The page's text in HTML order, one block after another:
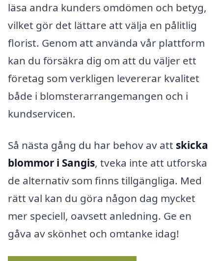
läsa andra kunders omdömen och betyg,
vilket gör det lättare att välja en pålitlig
florist. Genom att använda vår plattform
kan du försäkra dig om att du väljer ett
företag som verkligen levererar kvalitet
både i blomsterarrangemangen och i
kundservicen.
Så nästa gång du har behov av att skicka
blommor i Sangis, tveka inte att utforska
de alternativ som finns tillgängliga. Med
rätt val kan du göra någon dag mycket
mer speciell, oavsett anledning. Ge en
gåva av skönhet och omtanke idag!